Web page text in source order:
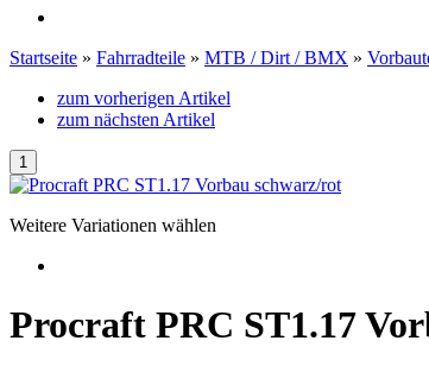
Startseite » Fahrradteile » MTB / Dirt / BMX »
zum vorherigen Artikel
zum nächsten Artikel
Weitere Variationen wählen
Procraft PRC ST1.17